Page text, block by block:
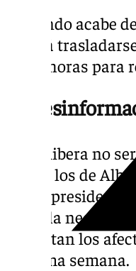
Y cuando acabe
deberá
18:00 horas
La
Pero Ribera no
ya que los de
la
sobre la
necesitan los
próxima semana.